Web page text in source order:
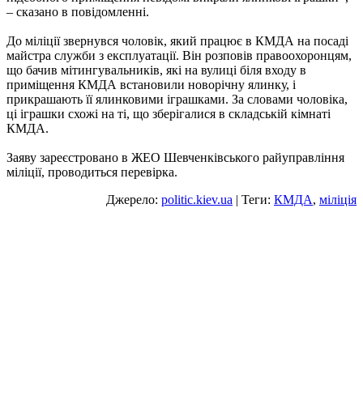
– сказано в повідомленні.
До міліції звернувся чоловік, який працює в КМДА на посаді
майстра служби з експлуатації. Він розповів правоохоронцям,
що бачив мітингувальників, які на вулиці біля входу в
приміщення КМДА встановили новорічну ялинку, і
прикрашають її ялинковими іграшками. За словами чоловіка,
ці іграшки схожі на ті, що зберігалися в складській кімнаті
КМДА.
Заяву зареєстровано в ЖЕО Шевченківського райуправління
міліції, проводиться перевірка.
Джерело: politic.kiev.ua | Теги: КМДА, міліція